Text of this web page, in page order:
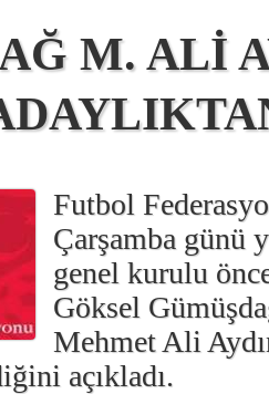
M. ALİ
Futbol
Çarşamba günü
genel kurulu
Göksel
Mehmet Ali
açıkladı.